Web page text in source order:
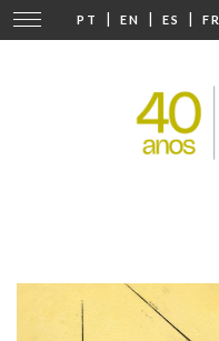
PT | EN | ES | FR
Modifier
la